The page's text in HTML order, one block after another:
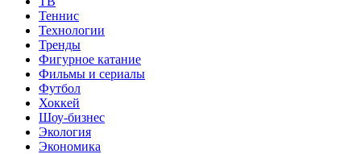
Теннис
Технологии
Тренды
Фигурное катание
Фильмы и сериалы
Футбол
Хоккей
Шоу-бизнес
Экология
Экономика